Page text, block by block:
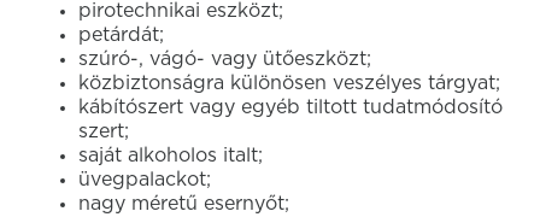
pirotechnikai eszközt;
petárdát;
szúró-, vágó- vagy ütőeszközt;
közbiztonságra különösen veszélyes tárgyat;
kábítószert vagy egyéb tiltott tudatmódosító
szert;
saját alkoholos italt;
üvegpalackot;
nagy méretű esernyőt;